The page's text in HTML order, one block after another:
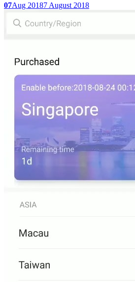
07Aug 20187 August 2018